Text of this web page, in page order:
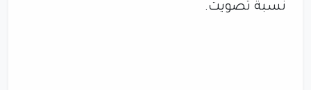
نسبة تصويت.